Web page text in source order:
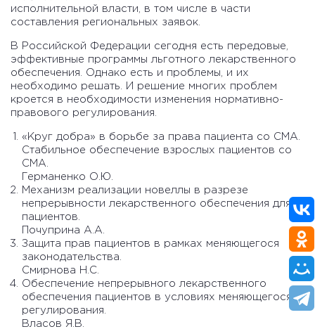
исполнительной власти, в том числе в части
составления региональных заявок.
В Российской Федерации сегодня есть передовые,
эффективные программы льготного лекарственного
обеспечения. Однако есть и проблемы, и их
необходимо решать. И решение многих проблем
кроется в необходимости изменения нормативно-
правового регулирования.
«Круг добра» в борьбе за права пациента со СМА.
Стабильное обеспечение взрослых пациентов со
СМА.
Германенко О.Ю.
Механизм реализации новеллы в разрезе
непрерывности лекарственного обеспечения для
пациентов.
Почуприна А.А.
Защита прав пациентов в рамках меняющегося
законодательства.
Смирнова Н.С.
Обеспечение непрерывного лекарственного
обеспечения пациентов в условиях меняющегося
регулирования.
Власов Я.В.